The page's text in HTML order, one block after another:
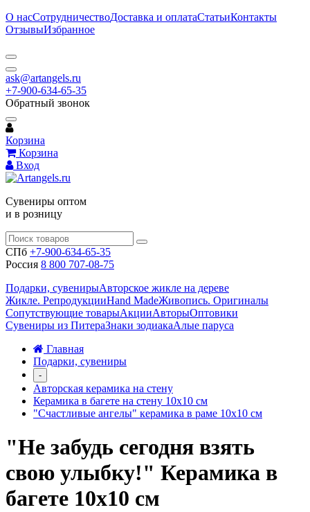
О насСотрудничествоДоставка и оплатаСтатьиКонтакты
ОтзывыИзбранное
ask@artangels.ru
+7-900-634-65-35
Обратный звонок
Корзина
Корзина
Вход
Сувениры оптом
и в розницу
СПб +7-900-634-65-35
Россия 8 800 707-08-75
Подарки, сувенирыАвторское жикле на дереве
Жикле. РепродукцииHand MadeЖивопись. Оригиналы
Сопутствующие товарыАкцииАвторыОптовики
Сувениры из ПитераЗнаки зодиакаАлые паруса
Главная
Подарки, сувениры
-
Авторская керамика на стену
Керамика в багете на стену 10х10 см
"Счастливые ангелы" керамика в раме 10х10 см
"Не забудь сегодня взять
свою улыбку!" Керамика в
багете 10х10 см